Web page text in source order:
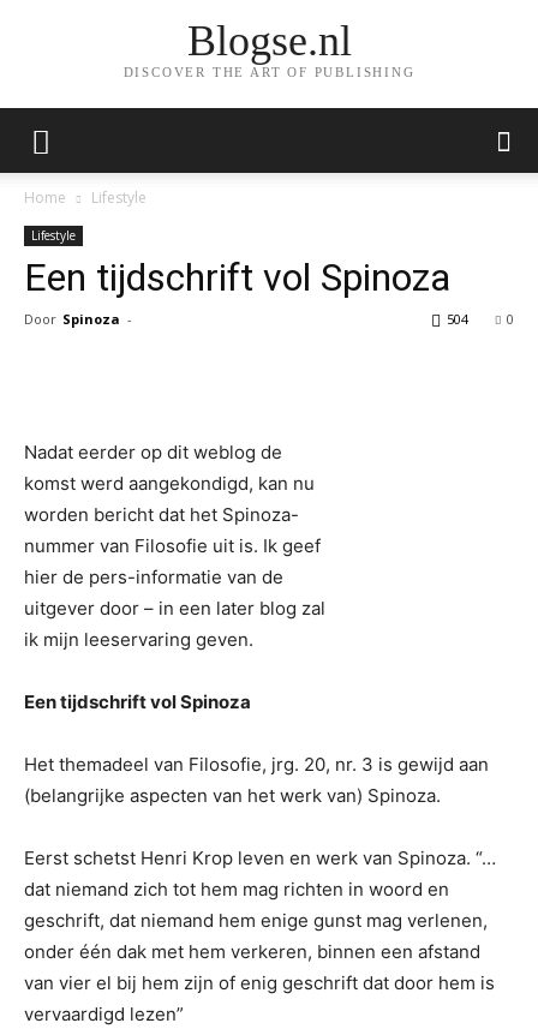
Blogse.nl
DISCOVER THE ART OF PUBLISHING
Home Lifestyle
Lifestyle
Een tijdschrift vol Spinoza
Door Spinoza - 0
504
Nadat eerder op dit weblog de
komst werd aangekondigd, kan nu
worden bericht dat het Spinoza-
nummer van Filosofie uit is. Ik geef
hier de pers-informatie van de
uitgever door – in een later blog zal
ik mijn leeservaring geven.
Een tijdschrift vol Spinoza
Het themadeel van Filosofie, jrg. 20, nr. 3 is gewijd aan
(belangrijke aspecten van het werk van) Spinoza.
Eerst schetst Henri Krop leven en werk van Spinoza. “…
dat niemand zich tot hem mag richten in woord en
geschrift, dat niemand hem enige gunst mag verlenen,
onder één dak met hem verkeren, binnen een afstand
van vier el bij hem zijn of enig geschrift dat door hem is
vervaardigd lezen”